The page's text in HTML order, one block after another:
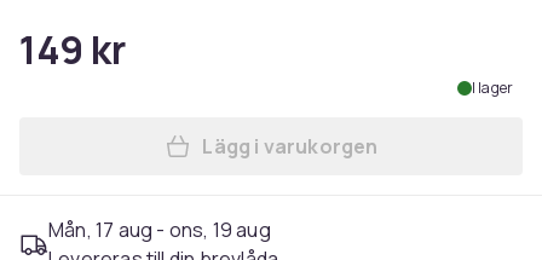
149 kr
I lager
Lägg till Persepolis (2007)
Lägg i varukorgen
Mån, 17 aug - ons, 19 aug